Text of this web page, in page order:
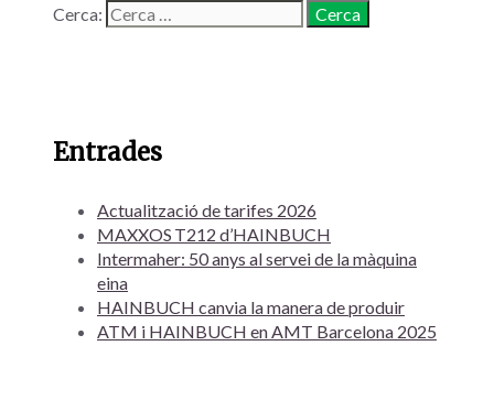
Cerca:
Entrades
Actualització de tarifes 2026
MAXXOS T212 d’HAINBUCH
Intermaher: 50 anys al servei de la màquina
eina
HAINBUCH canvia la manera de produir
ATM i HAINBUCH en AMT Barcelona 2025